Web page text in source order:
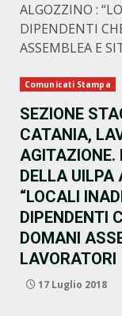
ALGOZZINO :
DIPENDENTI
ASSEMBLEA E
Comunicati Stampa
SEZIONE
CATANIA,
AGITAZIONE.
DELLA UILPA
“LOCALI
DIPENDENTI
DOMANI
LAVORATORI
17 Luglio 2018